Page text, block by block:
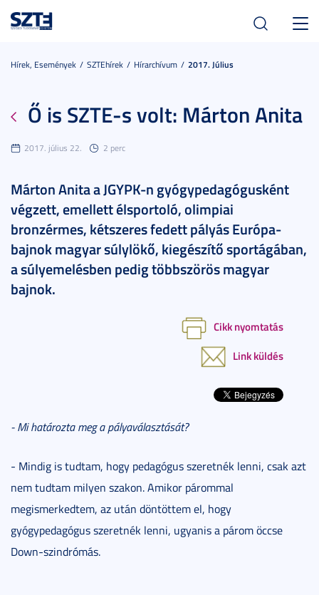
Hírek, Események SZTEhírek Hírarchívum 2017. Július
Ő is SZTE-s volt: Márton Anita
2017. július 22. 2 perc
Márton Anita a JGYPK-n gyógypedagógusként
végzett, emellett élsportoló, olimpiai
bronzérmes, kétszeres fedett pályás Európa-
bajnok magyar súlylökő, kiegészítő sportágában,
a súlyemelésben pedig többszörös magyar
bajnok.
Cikk nyomtatás
Link küldés
- Mi határozta meg a pályaválasztását?
- Mindig is tudtam, hogy pedagógus szeretnék lenni, csak azt
nem tudtam milyen szakon. Amikor párommal
megismerkedtem, az után döntöttem el, hogy
gyógypedagógus szeretnék lenni, ugyanis a párom öccse
Down-szindrómás.